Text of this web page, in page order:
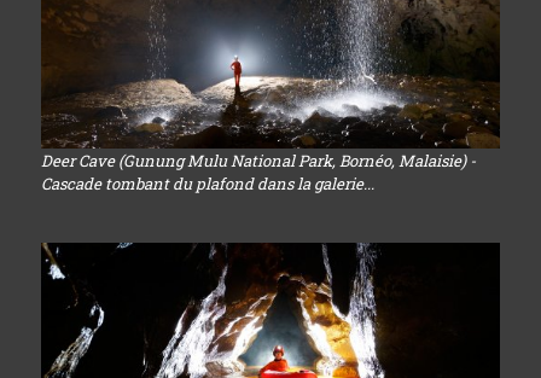
Deer Cave (Gunung Mulu National Park, Bornéo, Malaisie) -
Cascade tombant du plafond dans la galerie...